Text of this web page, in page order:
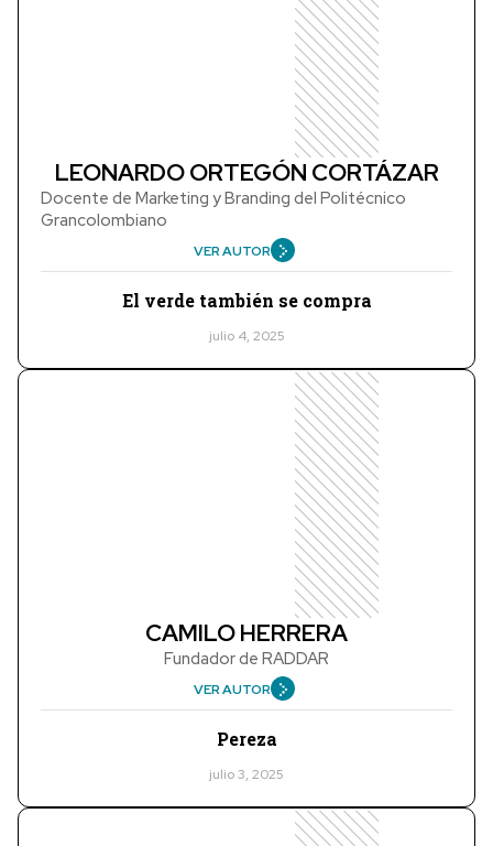
LEONARDO ORTEGÓN CORTÁZAR
Docente de Marketing y Branding del Politécnico
Grancolombiano
VER AUTOR
El verde también se compra
julio 4, 2025
CAMILO HERRERA
Fundador de RADDAR
VER AUTOR
Pereza
julio 3, 2025